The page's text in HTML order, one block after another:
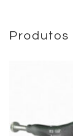
Produtos